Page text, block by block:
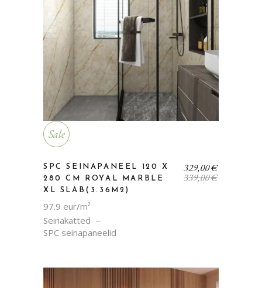
Sale
SPC SEINAPANEEL 120 X
280 CM ROYAL MARBLE
XL SLAB(3.36M2)
97.9 eur/m²
Seinakatted
SPC seinapaneelid
339,00€
Algne
hind
329,00€Current
price